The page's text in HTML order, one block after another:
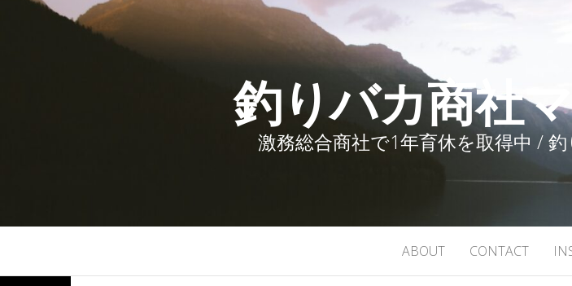
釣りバカ商社
激務総合商社で1年育休を取得中 /
ABOUT CONTACT